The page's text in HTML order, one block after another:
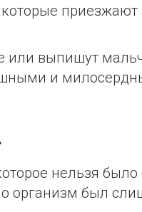
или выпишут
и
нельзя было
организм был